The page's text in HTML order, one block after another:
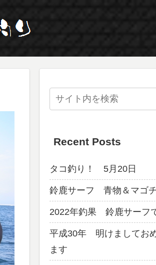
Recent Posts
タコ釣り！ 5月20日
鈴鹿サーフ 青物＆マゴ
2022年釣果 鈴鹿サーフ
平成30年 明けましてお
ます